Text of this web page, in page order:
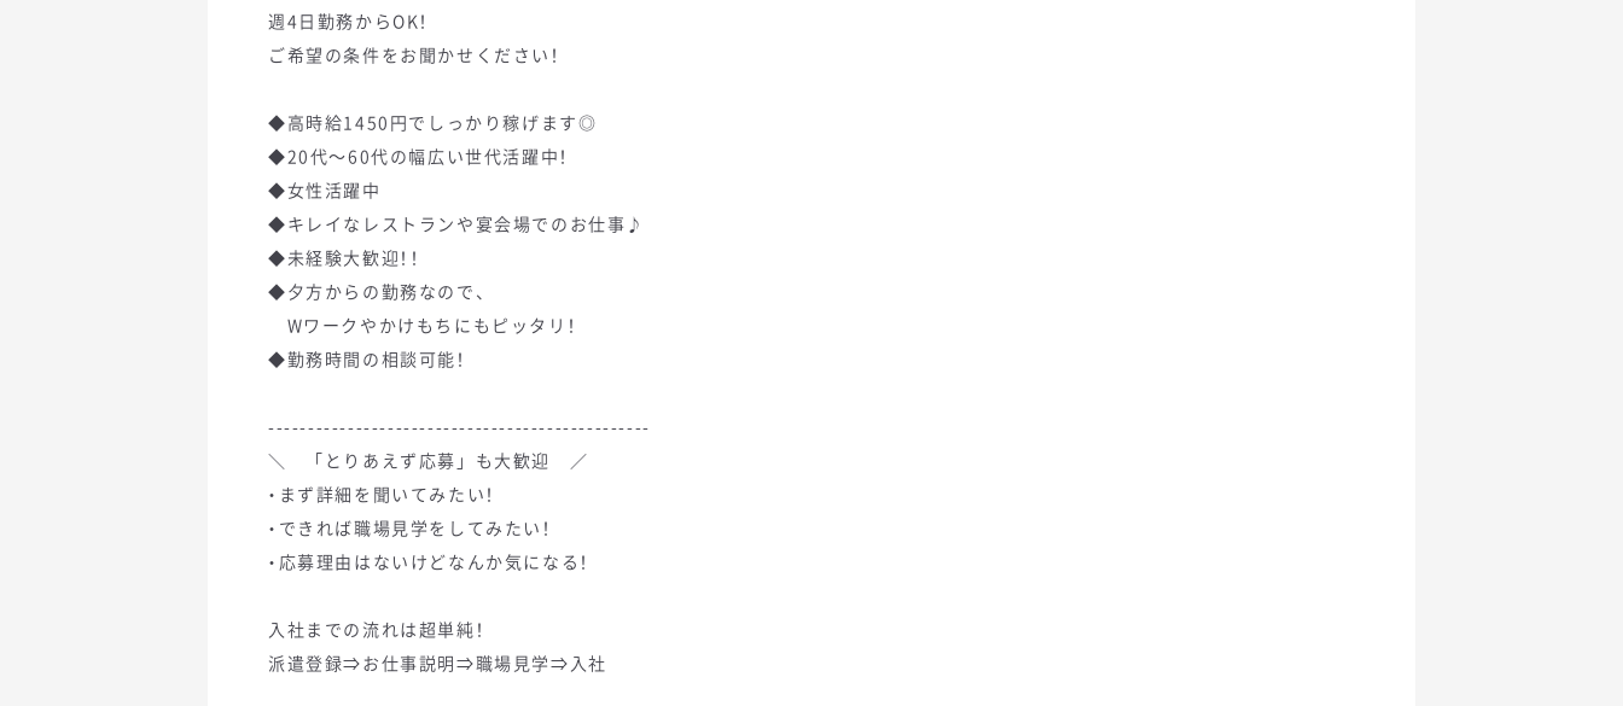
週4日勤務からOK！
ご希望の条件をお聞かせください！
◆高時給1450円でしっかり稼げます◎
◆20代～60代の幅広い世代活躍中！
◆女性活躍中
◆キレイなレストランや宴会場でのお仕事♪
◆未経験大歓迎！！
◆夕方からの勤務なので、
Wワークやかけもちにもピッタリ！
◆勤務時間の相談可能！
------------------------------------------------
＼ 「とりあえず応募」も大歓迎 ／
・まず詳細を聞いてみたい！
・できれば職場見学をしてみたい！
・応募理由はないけどなんか気になる！
入社までの流れは超単純！
派遣登録⇒お仕事説明⇒職場見学⇒入社